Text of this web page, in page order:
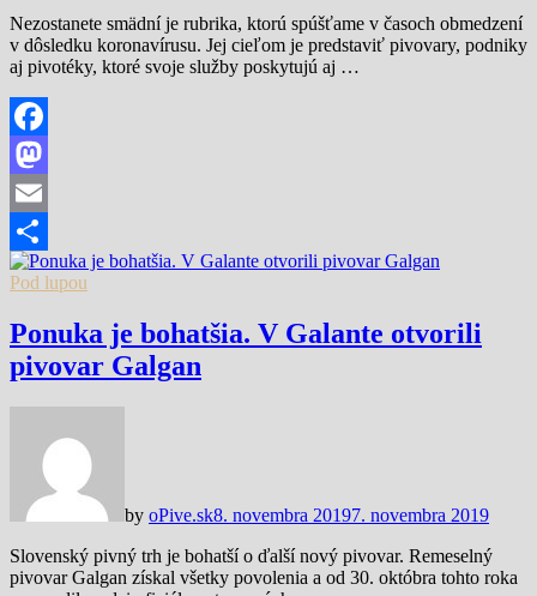
Nezostanete smädní je rubrika, ktorú spúšťame v časoch obmedzení
v dôsledku koronavírusu. Jej cieľom je predstaviť pivovary, podniky
aj pivotéky, ktoré svoje služby poskytujú aj …
Facebook
Mastodon
Email
Share
Pod lupou
Ponuka je bohatšia. V Galante otvorili
pivovar Galgan
by oPive.sk8. novembra 20197. novembra 2019
Slovenský pivný trh je bohatší o ďalší nový pivovar. Remeselný
pivovar Galgan získal všetky povolenia a od 30. októbra tohto roka